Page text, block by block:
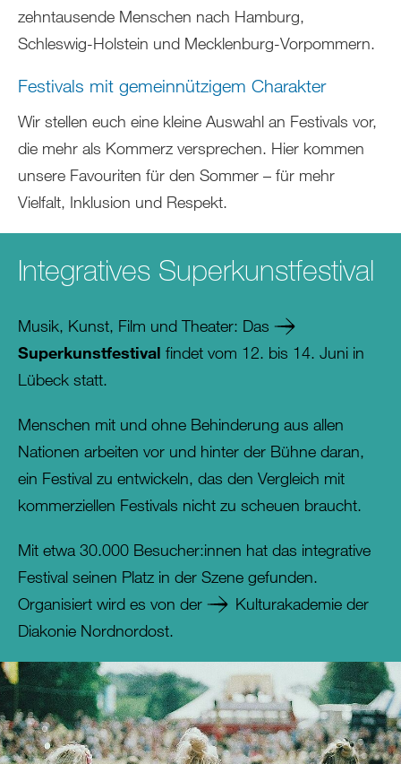
zehntausende Menschen nach Hamburg,
Schleswig-Holstein und Mecklenburg-Vorpommern.
Festivals mit gemeinnützigem Charakter
Wir stellen euch eine kleine Auswahl an Festivals vor,
die mehr als Kommerz versprechen. Hier kommen
unsere Favouriten für den Sommer – für mehr
Vielfalt, Inklusion und Respekt.
Integratives Superkunstfestival
Musik, Kunst, Film und Theater: Das
Superkunstfestival findet vom 12. bis 14. Juni in
Lübeck statt.
Menschen mit und ohne Behinderung aus allen
Nationen arbeiten vor und hinter der Bühne daran,
ein Festival zu entwickeln, das den Vergleich mit
kommerziellen Festivals nicht zu scheuen braucht.
Mit etwa 30.000 Besucher:innen hat das integrative
Festival seinen Platz in der Szene gefunden.
Organisiert wird es von der
Kulturakademie der
Diakonie Nordnordost.